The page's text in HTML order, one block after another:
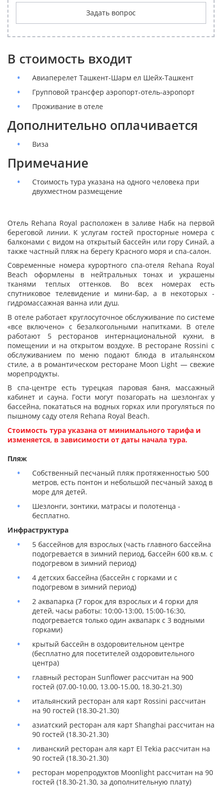
Задать вопрос
В стоимость входит
Авиаперелет Ташкент-Шарм ел Шейх-Ташкент
Групповой трансфер аэропорт-отель-аэропорт
Проживание в отеле
Дополнительно оплачивается
Виза
Примечание
Стоимость тура указана на одного человека при
двухместном размещение
Отель Rehana Royal расположен в заливе Набк на первой
береговой линии. К услугам гостей просторные номера с
балконами с видом на открытый бассейн или гору Синай, а
также частный пляж на берегу Красного моря и спа-салон.
Современные номера курортного спа-отеля Rehana Royal
Beach оформлены в нейтральных тонах и украшены
тканями теплых оттенков. Во всех номерах есть
спутниковое телевидение и мини-бар, а в некоторых -
гидромассажная ванна или душ.
В отеле работает круглосуточное обслуживание по системе
«все включено» с безалкогольными напитками. В отеле
работают 5 ресторанов интернациональной кухни, в
помещении и на открытом воздухе. В ресторане Rossini с
обслуживанием по меню подают блюда в итальянском
стиле, а в романтическом ресторане Moon Light — свежие
морепродукты.
В спа-центре есть турецкая паровая баня, массажный
кабинет и сауна. Гости могут позагорать на шезлонгах у
бассейна, покататься на водных горках или прогуляться по
пышному саду отеля Rehana Royal Beach.
Стоимость тура указана от минимального тарифа и
изменяется, в зависимости от даты начала тура.
Пляж
Собственный песчаный пляж протяженностью 500
метров, есть понтон и небольшой песчаный заход в
море для детей.
Шезлонги, зонтики, матрасы и полотенца -
бесплатно.
Инфраструктура
5 бассейнов для взрослых (часть главного бассейна
подогревается в зимний период, бассейн 600 кв.м. с
подогревом в зимний период)
4 детских бассейна (бассейн с горками и с
подогревом в зимний период)
2 аквапарка (7 горок для взрослых и 4 горки для
детей, часы работы: 10:00-13:00, 15:00-16:30,
подогревается только один аквапарк с 3 водными
горками)
крытый бассейн в оздоровительном центре
(бесплатно для посетителей оздоровительного
центра)
главный ресторан Sunflower рассчитан на 900
гостей (07.00-10.00, 13.00-15.00, 18.30-21.30)
итальянский ресторан аля карт Rossini рассчитан
на 90 гостей (18.30-21.30)
азиатский ресторан аля карт Shanghai рассчитан на
90 гостей (18.30-21.30)
ливанский ресторан аля карт El Tekia рассчитан на
90 гостей (18.30-21.30)
ресторан морепродуктов Moonlight рассчитан на 90
гостей (18.30-21.30, за дополнительную плату)